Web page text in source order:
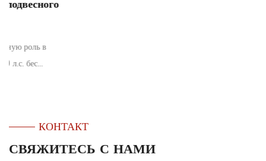
КОНТАКТ
СВЯЖИТЕСЬ С НАМИ